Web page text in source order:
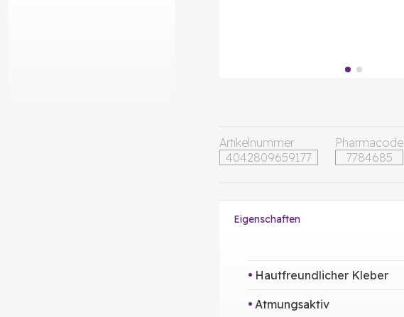
Artikelnummer
4042809659177
Pharmacode
7784685
Eigenschaften
Hautfreundlicher Kleber
Atmungsaktiv